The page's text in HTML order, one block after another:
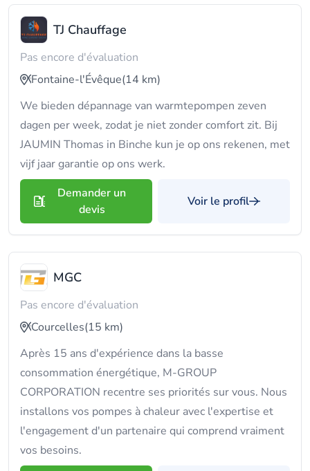
TJ Chauffage
Pas encore d'évaluation
Fontaine-l'Évêque(14 km)
We bieden dépannage van warmtepompen zeven
dagen per week, zodat je niet zonder comfort zit. Bij
JAUMIN Thomas in Binche kun je op ons rekenen, met
vijf jaar garantie op ons werk.
Demander un
devis
Voir le profil
MGC
Pas encore d'évaluation
Courcelles(15 km)
Après 15 ans d'expérience dans la basse
consommation énergétique, M-GROUP
CORPORATION recentre ses priorités sur vous. Nous
installons vos pompes à chaleur avec l'expertise et
l'engagement d'un partenaire qui comprend vraiment
vos besoins.